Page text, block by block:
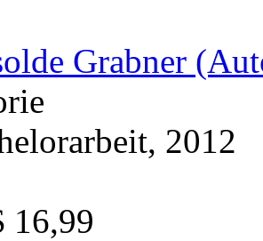
Grabner
2012
16,99